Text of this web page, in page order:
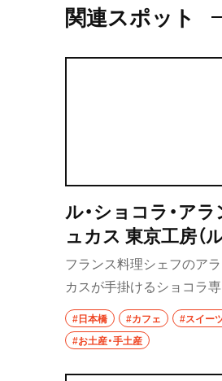
関連スポット
ル・ショコラ・アラ
ュカス 東京工房（
ョコラ・アラン・
ス とうきょうこう
フランス料理シェフのアラ
カスが手掛けるショコラ専
ショーケースには美しいチ
ートが並び、パリにいるよ
でじっくりチョコレートを
る。2階のカフェスペース
#日本橋 #カフェ
#スイー
#お土産・手土産